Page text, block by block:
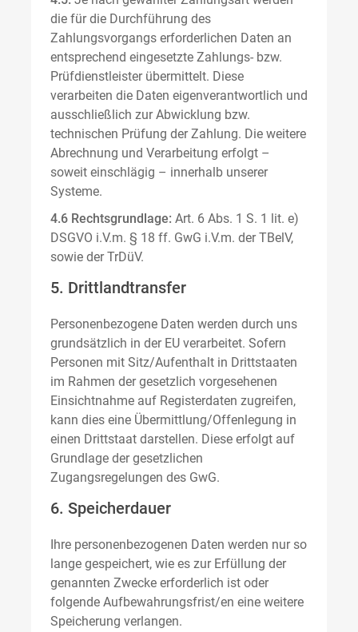
die für die Durchführung des
Zahlungsvorgangs erforderlichen Daten an
entsprechend eingesetzte Zahlungs- bzw.
Prüfdienstleister übermittelt. Diese
verarbeiten die Daten eigenverantwortlich und
ausschließlich zur Abwicklung bzw.
technischen Prüfung der Zahlung. Die weitere
Abrechnung und Verarbeitung erfolgt –
soweit einschlägig – innerhalb unserer
Systeme.
4.6 Rechtsgrundlage: Art. 6 Abs. 1 S. 1 lit. e)
DSGVO i.V.m. § 18 ff. GwG i.V.m. der TBelV,
sowie der TrDüV.
5. Drittlandtransfer
Personenbezogene Daten werden durch uns
grundsätzlich in der EU verarbeitet. Sofern
Personen mit Sitz/Aufenthalt in Drittstaaten
im Rahmen der gesetzlich vorgesehenen
Einsichtnahme auf Registerdaten zugreifen,
kann dies eine Übermittlung/Offenlegung in
einen Drittstaat darstellen. Diese erfolgt auf
Grundlage der gesetzlichen
Zugangsregelungen des GwG.
6. Speicherdauer
Ihre personenbezogenen Daten werden nur so
lange gespeichert, wie es zur Erfüllung der
genannten Zwecke erforderlich ist oder
folgende Aufbewahrungsfrist/en eine weitere
Speicherung verlangen.